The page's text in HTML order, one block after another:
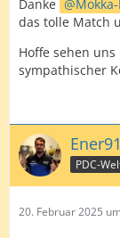
Es war
längeres und
Spiel mit
kann ich mich
4er-Team-
Axner, vielen
alles Gute!
Danke
das tolle Match
Hoffe sehen
sympathischer
Ener91
PDC-
20. Februar 2025